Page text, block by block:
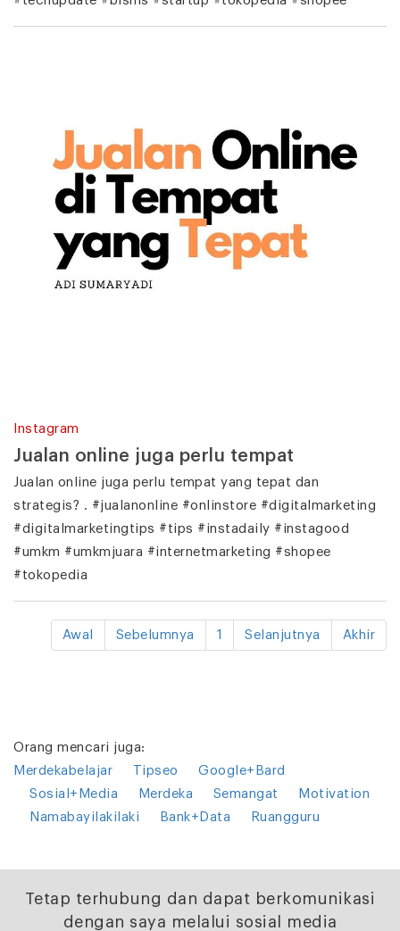
Instagram
Jualan online juga perlu tempat
Jualan online juga perlu tempat yang tepat dan
strategis? . #jualanonline #onlinstore #digitalmarketing
#digitalmarketingtips #tips #instadaily #instagood
#umkm #umkmjuara #internetmarketing #shopee
#tokopedia
Awal Sebelumnya 1 Selanjutnya Akhir
Orang mencari juga:
Merdekabelajar
Tipseo
Google+Bard
Sosial+Media
Merdeka Semangat
Motivation
Namabayilakilaki
Bank+Data Ruangguru
Tetap terhubung dan dapat berkomunikasi
dengan saya melalui sosial media